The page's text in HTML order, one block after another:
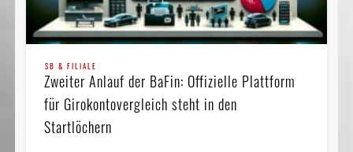
SB & FILIALE
Zweiter Anlauf der BaFin: Offizielle Plattform
für Girokontovergleich steht in den
Startlöchern